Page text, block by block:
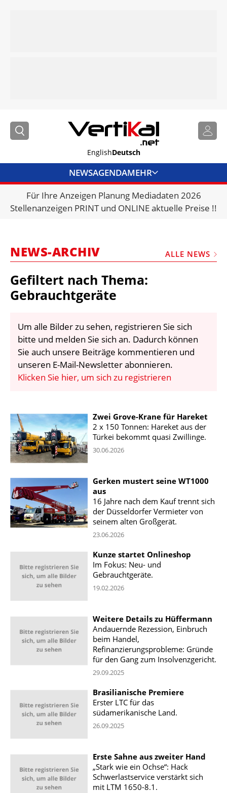
EnglishDeutsch
NEWSAGENDAMEHR
BRANCHENLINKS
VERMIETER
MARKTPLATZ
VIDEOS
KRAN & BÜHNE
MEDIADATEN
WÄHRUNGSRECHNER
EINHEITENKONVERTER
Für Ihre Anzeigen Planung Mediadaten 2026
Stellenanzeigen PRINT und ONLINE aktuelle Preise !!
NEWS-ARCHIV ALLE NEWS
Gefiltert nach Thema:
Gebrauchtgeräte
Um alle Bilder zu sehen, registrieren Sie sich
bitte und melden Sie sich an. Dadurch können
Sie auch unsere Beiträge kommentieren und
unseren E-Mail-Newsletter abonnieren.
Klicken Sie hier, um sich zu registrieren
Zwei Grove-Krane für Hareket
2 x 150 Tonnen: Hareket aus der
Türkei bekommt quasi Zwillinge.
30.06.2026
Gerken mustert seine WT1000
aus
16 Jahre nach dem Kauf trennt sich
der Düsseldorfer Vermieter von
seinem alten Großgerät.
23.06.2026
Kunze startet Onlineshop
Im Fokus: Neu- und
Gebrauchtgeräte.
19.02.2026
Weitere Details zu Hüffermann
Andauernde Rezession, Einbruch
beim Handel,
Refinanzierungsprobleme: Gründe
für den Gang zum Insolvenzgericht.
29.09.2025
Brasilianische Premiere
Erster LTC für das
südamerikanische Land.
26.09.2025
Erste Sahne aus zweiter Hand
„Stark wie ein Ochse“: Hack
Schwerlastservice verstärkt sich
mit LTM 1650-8.1.